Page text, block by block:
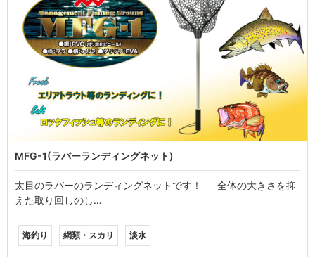
MFG-1(ラバーランディングネット)
太目のラバーのランディングネットです！ 全体の大きさを抑
えた取り回しのし…
海釣り 網類・スカリ 淡水